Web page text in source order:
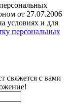
от 27.07.2006
условиях и для
персональных
свяжется с вами